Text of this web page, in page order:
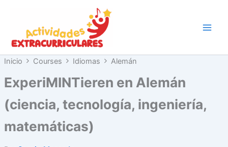
contenido
Inicio Courses Idiomas Alemán
ExperiMINTieren en Alemán
(ciencia, tecnología, ingeniería,
matemáticas)